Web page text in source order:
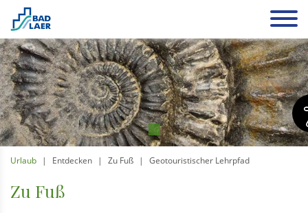
Urlaub Entdecken Zu Fuß Geotouristischer Lehrpfad
Zu Fuß